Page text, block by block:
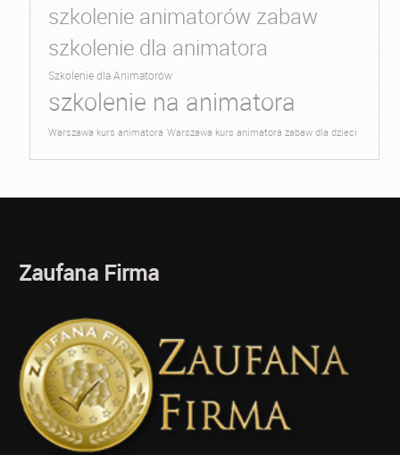
szkolenie animatorów zabaw
szkolenie dla animatora
Szkolenie dla Animatorów
szkolenie na animatora
Warszawa kurs animatora Warszawa kurs animatora zabaw dla dzieci
Zaufana Firma